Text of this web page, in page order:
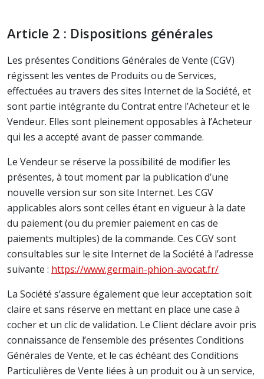
Article 2 : Dispositions générales
Les présentes Conditions Générales de Vente (CGV)
régissent les ventes de Produits ou de Services,
effectuées au travers des sites Internet de la Société, et
sont partie intégrante du Contrat entre l’Acheteur et le
Vendeur. Elles sont pleinement opposables à l’Acheteur
qui les a accepté avant de passer commande.
Le Vendeur se réserve la possibilité de modifier les
présentes, à tout moment par la publication d’une
nouvelle version sur son site Internet. Les CGV
applicables alors sont celles étant en vigueur à la date
du paiement (ou du premier paiement en cas de
paiements multiples) de la commande. Ces CGV sont
consultables sur le site Internet de la Société à l’adresse
suivante : https://www.germain-phion-avocat.fr/
La Société s’assure également que leur acceptation soit
claire et sans réserve en mettant en place une case à
cocher et un clic de validation. Le Client déclare avoir pris
connaissance de l’ensemble des présentes Conditions
Générales de Vente, et le cas échéant des Conditions
Particulières de Vente liées à un produit ou à un service,